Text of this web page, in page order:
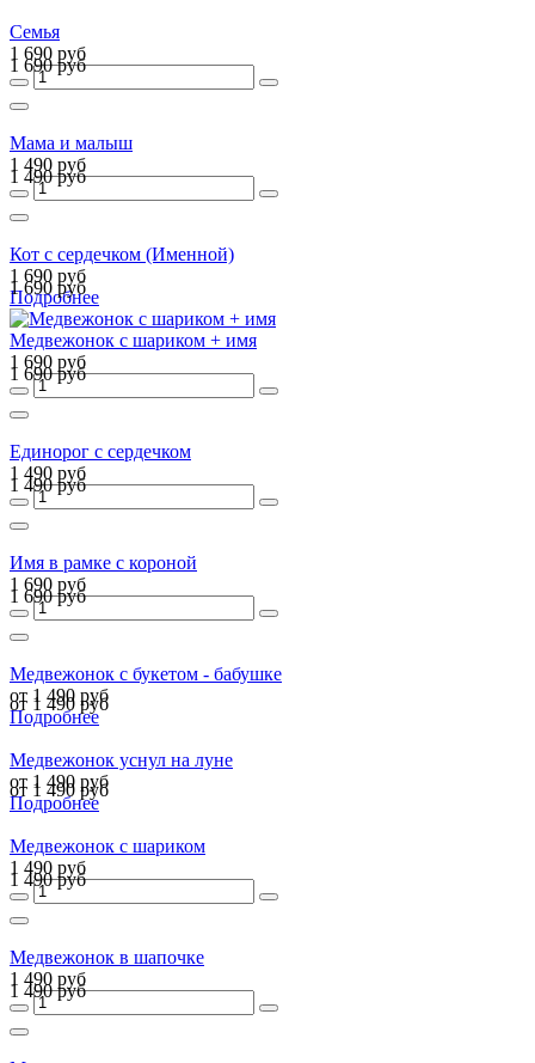
Семья
1 690 руб
1 690 руб
Мама и малыш
1 490 руб
1 490 руб
Кот с сердечком (Именной)
1 690 руб
1 690 руб
Подробнее
Медвежонок с шариком + имя
1 690 руб
1 690 руб
Единорог с сердечком
1 490 руб
1 490 руб
Имя в рамке с короной
1 690 руб
1 690 руб
Медвежонок с букетом - бабушке
от 1 490 руб
от 1 490 руб
Подробнее
Медвежонок уснул на луне
от 1 490 руб
от 1 490 руб
Подробнее
Медвежонок с шариком
1 490 руб
1 490 руб
Медвежонок в шапочке
1 490 руб
1 490 руб